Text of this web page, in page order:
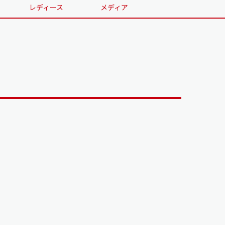
レディース メディア